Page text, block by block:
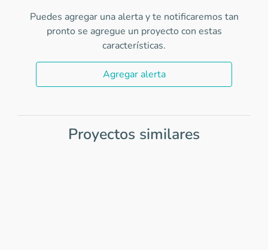
Puedes agregar una alerta y te notificaremos tan
pronto se agregue un proyecto con estas
características.
Agregar alerta
Proyectos similares